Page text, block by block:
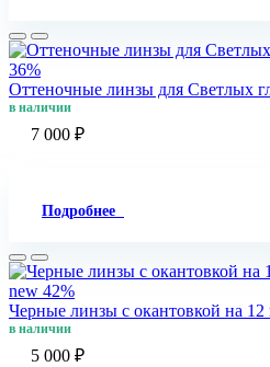
36%
Оттеночные линзы для Светлых
в наличии
7 000 ₽
Подробнее
new 42%
Черные линзы c окантовкой на
в наличии
5 000 ₽